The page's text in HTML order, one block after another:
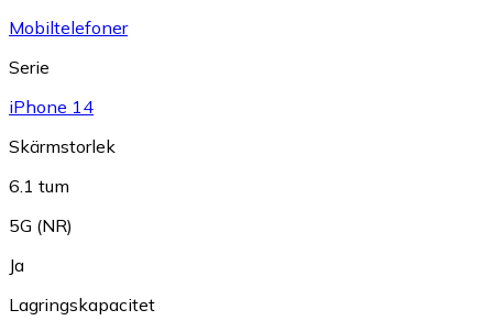
Mobiltelefoner
Serie
iPhone 14
Skärmstorlek
6.1 tum
5G (NR)
Ja
Lagringskapacitet